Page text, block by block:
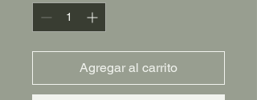
Agregar al carrito